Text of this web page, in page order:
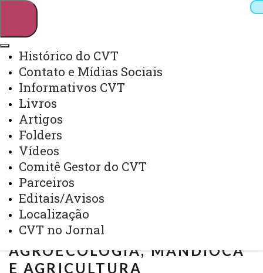
Pesquisar
Webmail
Arquivo Virtual
Histórico do CVT
Contato e Mídias Sociais
Informativos CVT
Livros
Artigos
Folders
Vídeos
Comitê Gestor do CVT
Parceiros
Editais/Avisos
Localização
CVT no Jornal
CVT - CENTRO VOCACIONAL
TECNOLÓGICO EM
AGROECOLOGIA, MANDIOCA
E AGRICULTURA